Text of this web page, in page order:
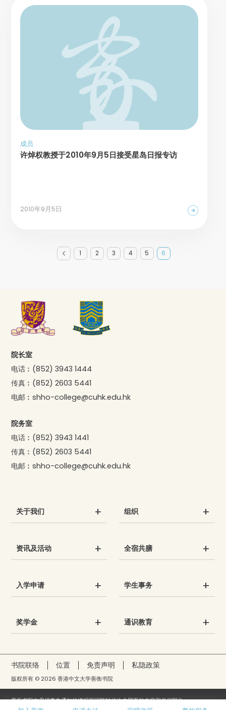
成员
许焯权教授于2010年9月5日接受星岛日报专访
2010年9月5日
1 2 3 4 5 6
院长室
电话︰ (852) 3943 1444
传真︰ (852) 2603 5441
电邮︰shho-college@cuhk.edu.hk
院务室
电话︰ (852) 3943 1441
传真︰ (852) 2603 5441
电邮︰shho-college@cuhk.edu.hk
关于我们 组织
资讯及活动 全宿共膳
入学申请 学生事务
奖学金 通识教育
书院联络 位置 免责声明 私隐政策
版权所有 © 2026 香港中文大学善衡书院
善衡书院在毋须事先通知的情况下可随时修改本网页的内容和任何部分。